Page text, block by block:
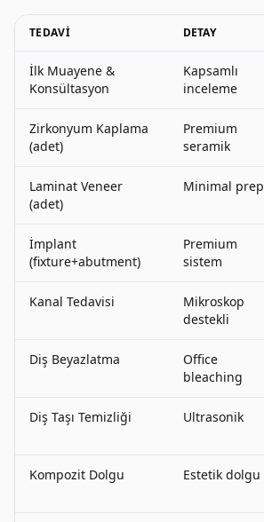
TEDAVI DETAY
İlk Muayene &
Konsültasyon
Kapsamlı
inceleme
Zirkonyum Kaplama
(adet)
Premium
seramik
Laminat Veneer
(adet)
Minimal prep
İmplant
(fixture+abutment)
Premium
sistem
Kanal Tedavisi
Mikroskop
destekli
Diş Beyazlatma
Office
bleaching
Diş Taşı Temizliği Ultrasonik
Kompozit Dolgu Estetik dolgu